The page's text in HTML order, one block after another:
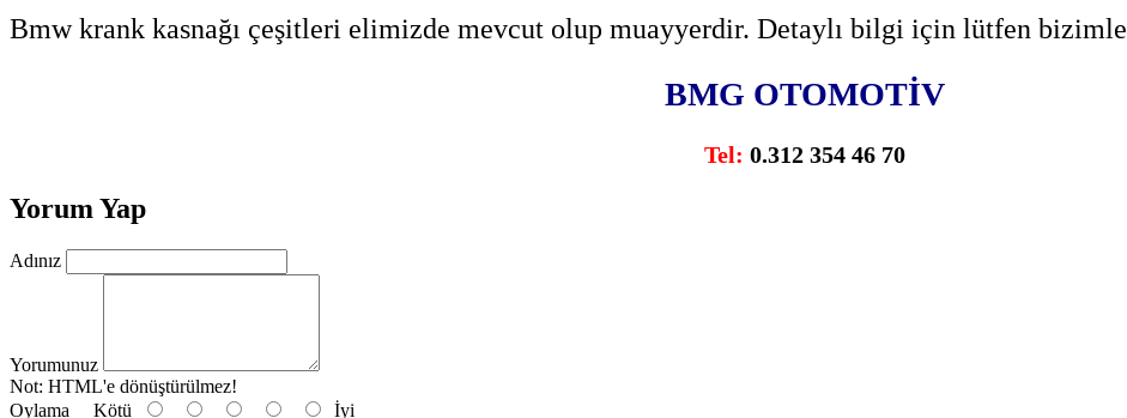
Bmw krank kasnağı çeşitleri elimizde mevcut olup muayyerdir. Detaylı bilgi için lütfen bizimle
BMG OTOMOTİV
Tel: 0.312 354 46 70
Yorum Yap
Adınız
Yorumunuz
Not: HTML'e dönüştürülmez!
Oylama Kötü
İyi